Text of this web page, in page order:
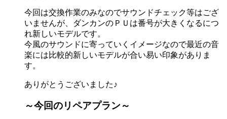
今回は交換作業のみなのでサウンドチェック等はござ
いませんが、ダンカンのＰＵは番号が大きくなるにつ
れ新しいモデルです。
今風のサウンドに寄っていくイメージなので最近の音
楽には比較的新しいモデルが合い易い印象がありま
す。
ありがとうございました♪
～今回のリペアプラン～